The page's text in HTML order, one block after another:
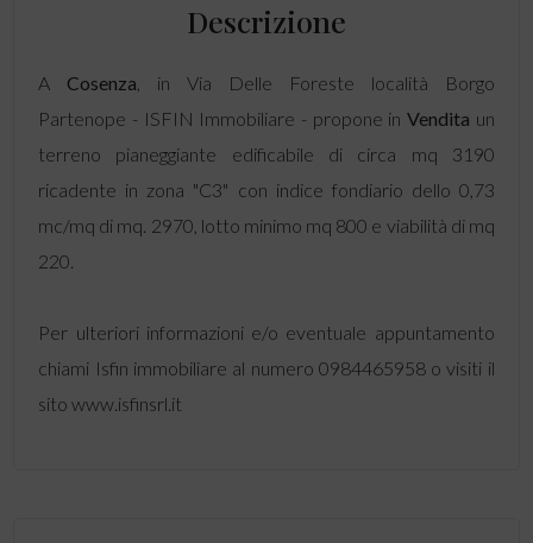
Descrizione
A Cosenza , in Via Delle Foreste località Borgo
Partenope - ISFIN Immobiliare - propone inVendita un
terreno pianeggiante edificabile di circa mq 3190
ricadente in zona "C3" con indice fondiario dello 0,73
mc/mq di mq. 2970, lotto minimo mq 800 e viabilità di mq
220.
Per ulteriori informazioni e/o eventuale appuntamento
chiami Isfin immobiliare al numero 0984465958 o visiti il
sito www.isfinsrl.it